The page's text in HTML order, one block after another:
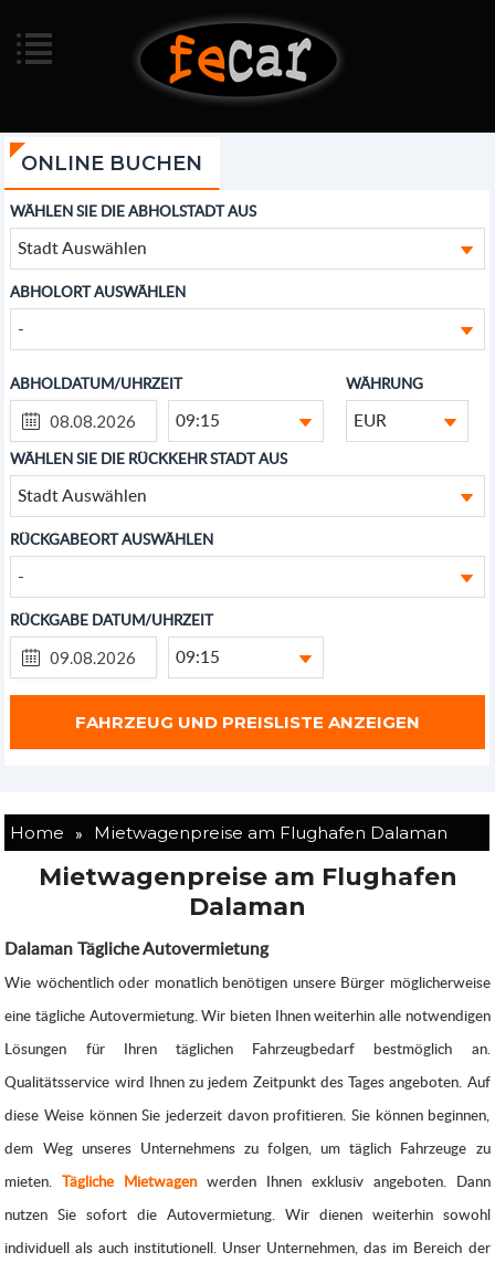
ONLINE BUCHEN
WÄHLEN SIE DIE ABHOLSTADT AUS
Stadt Auswählen
ABHOLORT AUSWÄHLEN
-
ABHOLDATUM/UHRZEIT
09:15
WÄHRUNG
EUR
WÄHLEN SIE DIE RÜCKKEHR STADT AUS
Stadt Auswählen
RÜCKGABEORT AUSWÄHLEN
-
RÜCKGABE DATUM/UHRZEIT
09:15
Home » Mietwagenpreise am Flughafen Dalaman
Mietwagenpreise am Flughafen
Dalaman
Dalaman Tägliche Autovermietung
Wie wöchentlich oder monatlich benötigen unsere Bürger möglicherweise
eine tägliche Autovermietung. Wir bieten Ihnen weiterhin alle notwendigen
Lösungen für Ihren täglichen Fahrzeugbedarf bestmöglich an.
Qualitätsservice wird Ihnen zu jedem Zeitpunkt des Tages angeboten. Auf
diese Weise können Sie jederzeit davon profitieren. Sie können beginnen,
dem Weg unseres Unternehmens zu folgen, um täglich Fahrzeuge zu
mieten.Tägliche Mietwagenwerden Ihnen exklusiv angeboten. Dann
nutzen Sie sofort die Autovermietung. Wir dienen weiterhin sowohl
individuell als auch institutionell. Unser Unternehmen, das im Bereich der